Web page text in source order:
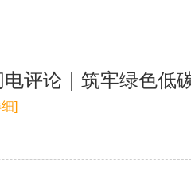
电评论｜筑牢绿色低
]